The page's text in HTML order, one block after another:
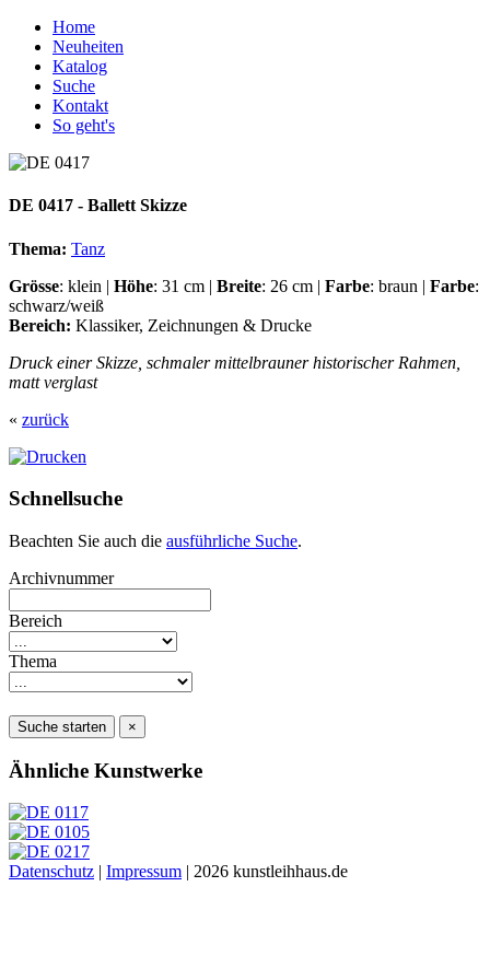
Home
Neuheiten
Katalog
Suche
Kontakt
So geht's
DE 0417 - Ballett Skizze
Thema: Tanz
Grösse: klein | Höhe: 31 cm | Breite: 26 cm | Farbe: braun | Farbe:
schwarz/weiß
Bereich: Klassiker, Zeichnungen & Drucke
Druck einer Skizze, schmaler mittelbrauner historischer Rahmen,
matt verglast
« zurück
Schnellsuche
Beachten Sie auch die ausführliche Suche.
Archivnummer
Bereich
Thema
Suche starten ×
Ähnliche Kunstwerke
Datenschutz | Impressum | 2026 kunstleihhaus.de